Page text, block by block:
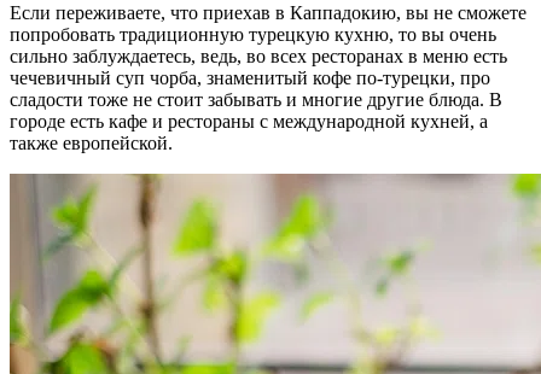
Если переживаете, что приехав в Каппадокию, вы не сможете
попробовать традиционную турецкую кухню, то вы очень
сильно заблуждаетесь, ведь, во всех ресторанах в меню есть
чечевичный суп чорба, знаменитый кофе по-турецки, про
сладости тоже не стоит забывать и многие другие блюда. В
городе есть кафе и рестораны с международной кухней, а
также европейской.